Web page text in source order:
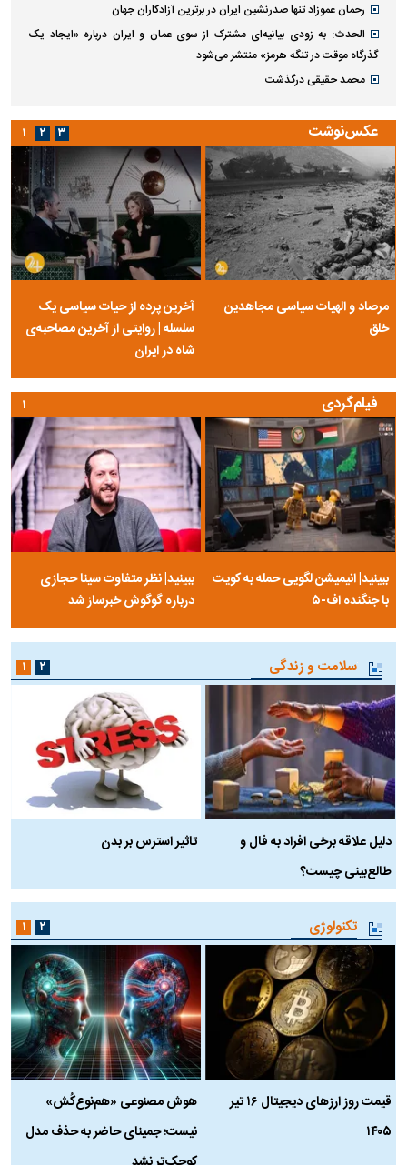
رحمان عموزاد تنها صدرنشین ایران در برترین آزادکاران جهان
الحدث: به زودی بیانیه‌ای مشترک از سوی عمان و ایران درباره «ایجاد یک
گذرگاه موقت در تنگه هرمز» منتشر می‌شود
محمد حقیقی درگذشت
عکس‌نوشت
مرصاد و الهیات سیاسی مجاهدین
خلق
آخرین پرده از حیات سیاسی یک
سلسله | روایتی از آخرین مصاحبه‌ی
شاه در ایران
۱ ۲ ۳
فیلم‌گردی
ببینید| انیمیشن لگویی حمله به کویت
با جنگنده اف-۵
ببینید| نظر متفاوت سینا حجازی
درباره گوگوش خبرساز شد
۱
سلامت و زندگی
دلیل علاقه برخی افراد به فال و
طالع‌بینی چیست؟
تاثیر استرس بر بدن
۱ ۲
تکنولوژی
قیمت روز ارز‌های دیجیتال ۱۶ تیر
۱۴۰۵
هوش مصنوعی «هم‌نوع‌کُش»
نیست؛ جمینای حاضر به حذف مدل
۱ ۲